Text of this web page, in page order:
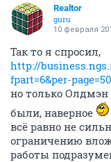
Realtor
guru
10 февраля
Так то я спросил,
http://
fpart=6&per-
но только Олдмэн
были, наверное
всё равно не
ограничению
работы